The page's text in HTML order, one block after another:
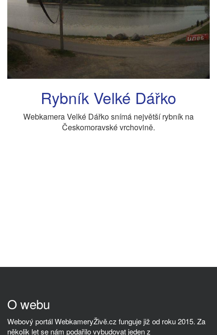
Rybník Velké Dářko
Webkamera Velké Dářko snímá největší rybník na
Českomoravské vrchovině.
O webu
Webový portál WebkameryŽivě.cz funguje již od roku 2015. Za
několik let se nám podařilo vybudovat jeden z